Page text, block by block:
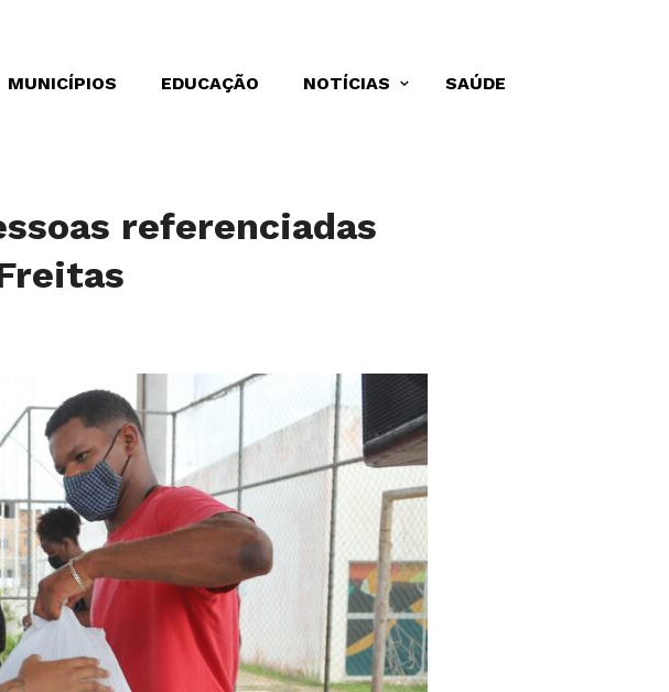
MUNICÍPIOS EDUCAÇÃO NOTÍCIAS SAÚDE
referenciadas